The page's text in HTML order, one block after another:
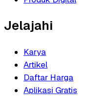
Jelajahi
Karya
Artikel
Daftar Harga
Aplikasi Gratis